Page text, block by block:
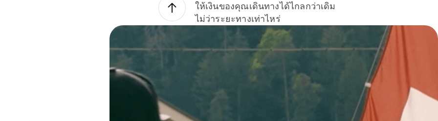
ให้เงินของคุณเดินทางได้ไกลกว่าเดิม
ไม่ว่าระยะทางเท่าไหร่